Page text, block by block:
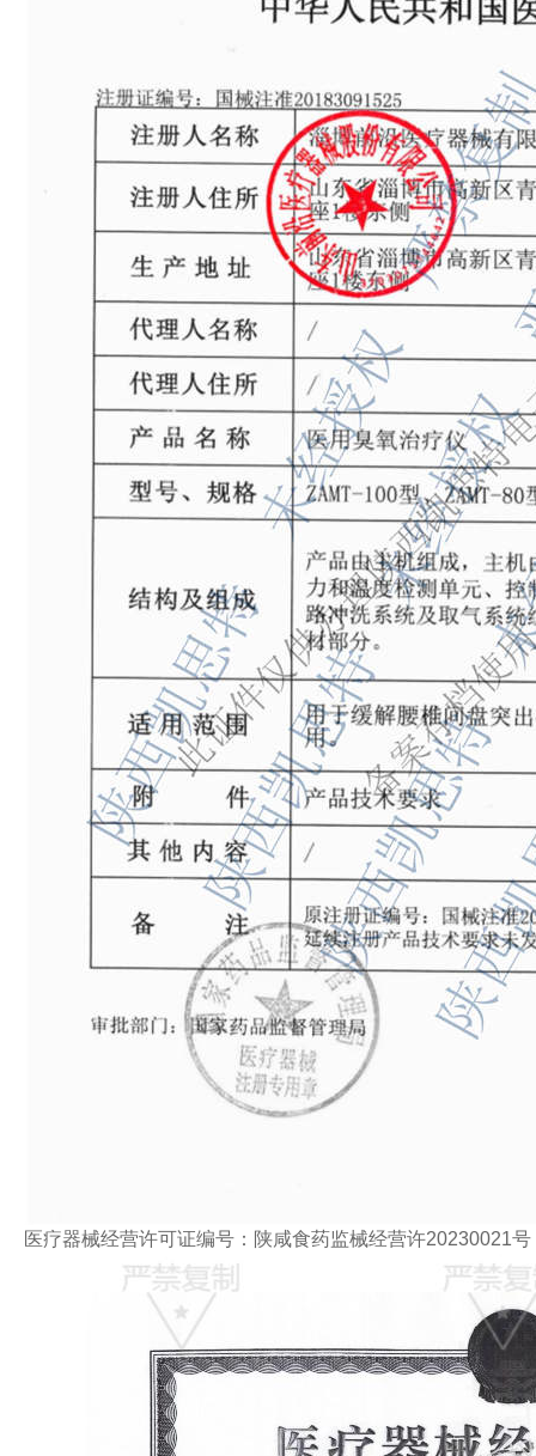
医疗器械经营许可证编号：陕咸食药监械经营许20230021号